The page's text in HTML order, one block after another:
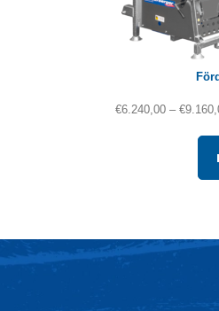
€6.240,00 –€